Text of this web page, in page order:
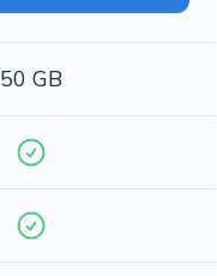
50 GB